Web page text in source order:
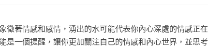
徵著情感和感情，湧出的水可能代表你內心深處的情感正在
是一個提醒，讓你更加關注自己的情感和內心世界，並思考